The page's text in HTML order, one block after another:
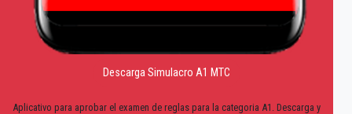
Descarga Simulacro A1 MTC
Aplicativo para aprobar el examen de reglas para la categoria A1. Descarga y